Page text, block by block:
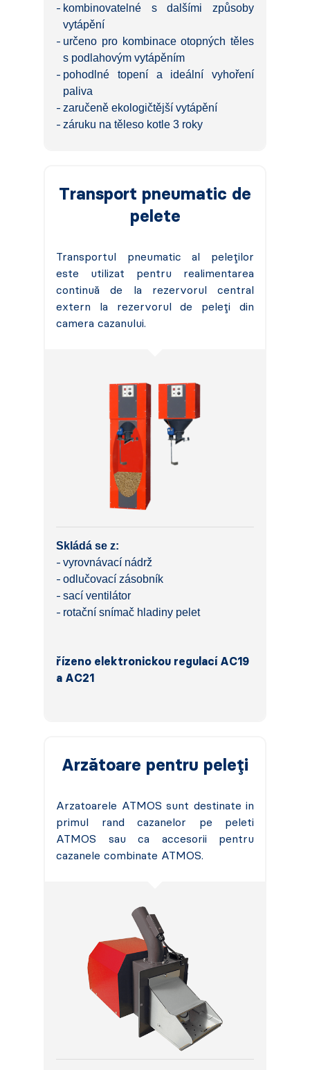
kombinovatelné s dalšími způsoby
vytápění
určeno pro kombinace otopných těles
s podlahovým vytápěním
pohodlné topení a ideální vyhoření
paliva
zaručeně ekologičtější vytápění
záruku na těleso kotle 3 roky
Transport pneumatic de
pelete
Transportul pneumatic al peleților
este utilizat pentru realimentarea
continuă de la rezervorul central
extern la rezervorul de peleți din
camera cazanului.
Skládá se z:
vyrovnávací nádrž
odlučovací zásobník
sací ventilátor
rotační snímač hladiny pelet
řízeno elektronickou regulací AC19
a AC21
Arzătoare pentru peleți
Arzatoarele ATMOS sunt destinate in
primul rand cazanelor pe peleti
ATMOS sau ca accesorii pentru
cazanele combinate ATMOS.